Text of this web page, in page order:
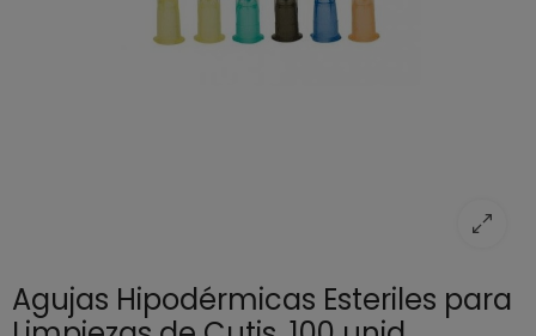
Agujas Hipodérmicas Esteriles para